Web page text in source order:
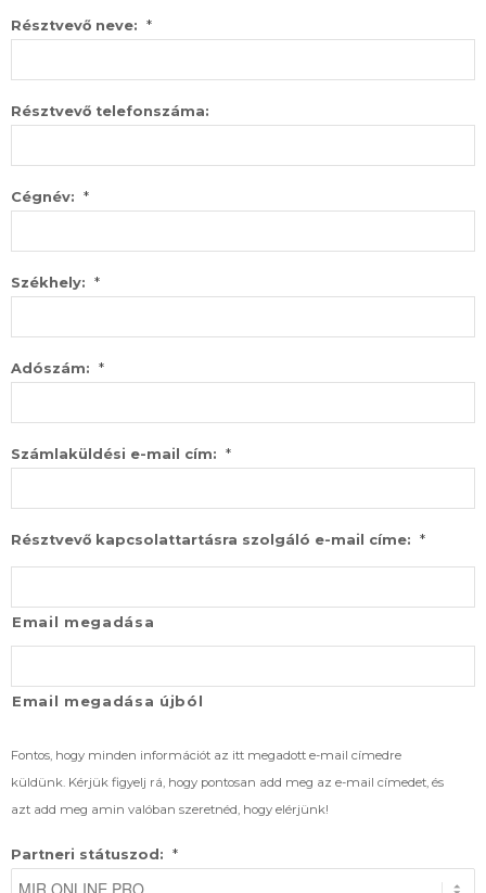
Résztvevő neve: *
Résztvevő telefonszáma:
Cégnév: *
Székhely: *
Adószám: *
Számlaküldési e-mail cím: *
Résztvevő kapcsolattartásra szolgáló e-mail címe: *
Email megadása
Email megadása újból
Fontos, hogy minden információt az itt megadott e-mail címedre
küldünk. Kérjük figyelj rá, hogy pontosan add meg az e-mail címedet, és
azt add meg amin valóban szeretnéd, hogy elérjünk!
Partneri státuszod: *